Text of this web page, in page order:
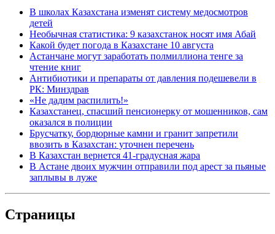
В школах Казахстана изменят систему медосмотров
детей
Необычная статистика: 9 казахстанок носят имя Абай
Какой будет погода в Казахстане 10 августа
Астанчане могут заработать полмиллиона тенге за
чтение книг
Антибиотики и препараты от давления подешевели в
РК: Минздрав
«Не дадим распилить!»
Казахстанец, спасший пенсионерку от мошенников, сам
оказался в полиции
Брусчатку, бордюрные камни и гранит запретили
ввозить в Казахстан: уточнен перечень
В Казахстан вернется 41-градусная жара
В Астане двоих мужчин отправили под арест за пьяные
заплывы в луже
Страницы